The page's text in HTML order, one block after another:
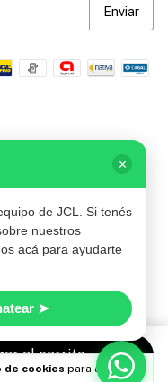
de cookies para agilizar
ingresá acá.
los derechos reservados.
✕
de JCL. Si tenés
nuestros
acá para ayudarte
➤